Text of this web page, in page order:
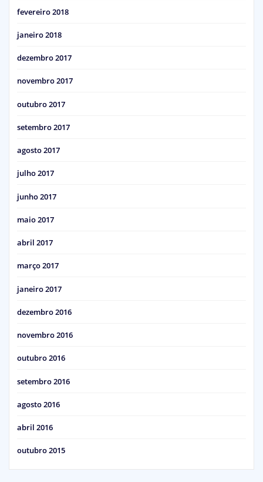
fevereiro 2018
janeiro 2018
dezembro 2017
novembro 2017
outubro 2017
setembro 2017
agosto 2017
julho 2017
junho 2017
maio 2017
abril 2017
março 2017
janeiro 2017
dezembro 2016
novembro 2016
outubro 2016
setembro 2016
agosto 2016
abril 2016
outubro 2015